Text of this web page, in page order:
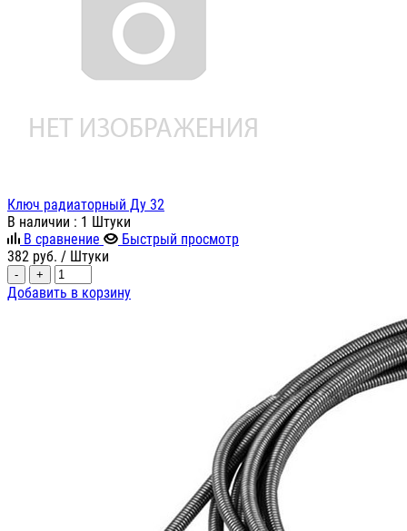
Ключ радиаторный Ду 32
В наличии : 1 Штуки
В сравнение
Быстрый просмотр
382 руб. / Штуки
- +
Добавить в корзину